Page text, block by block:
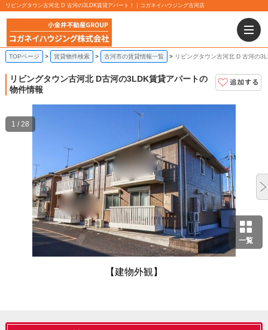
リビングタウン古河北 D 古河の3LDK賃貸アパート！｜コガネイハウジング古河店
TOPページ 賃貸物件検索 古河市の賃貸情報一覧 リビングタウン古河北 D 古河の
リビングタウン古河北 D古河の3LDK賃貸アパートの
物件情報
一覧
【建物外観】
1 / 28